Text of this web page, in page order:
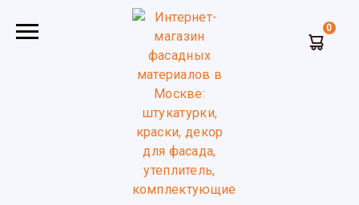
0
Утеплитель для труб 30 мм 100 мм
Утеплитель для труб 30 мм,100